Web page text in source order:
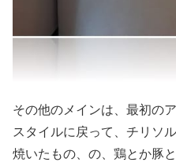
その他のメインは、最初の
スタイルに戻って、チリソ
焼いたもの、の、鶏とか豚